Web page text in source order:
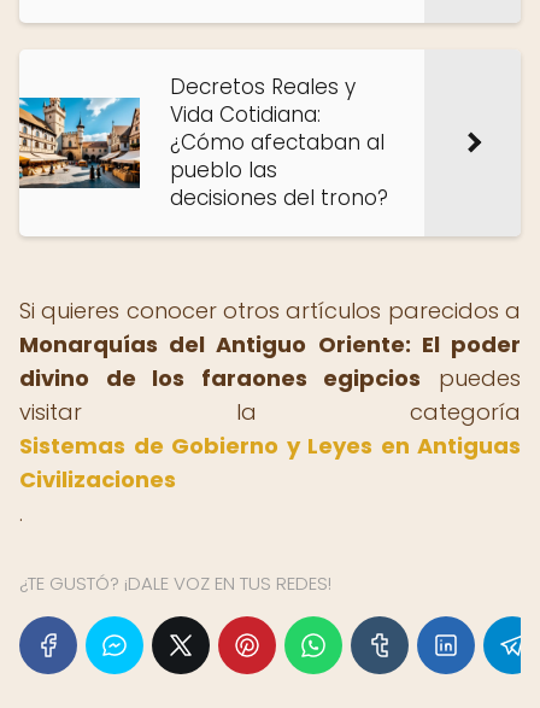
Decretos Reales y
Vida Cotidiana:
¿Cómo afectaban al
pueblo las
decisiones del trono?
Si quieres conocer otros artículos parecidos a
Monarquías del Antiguo Oriente: El poder
divino de los faraones egipcios puedes
visitar la categoría
Sistemas de Gobierno y Leyes en Antiguas
Civilizaciones
.
¿TE GUSTÓ? ¡DALE VOZ EN TUS REDES!